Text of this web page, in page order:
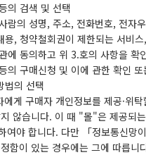
의 검색 및 선택
람의 성명, 주소, 전화번호, 전자
용, 청약철회권이 제한되는 서비
에 동의하고 위 3.호의 사항을 확
의 구매신청 및 이에 관한 확인
법의 선택
게 구매자 개인정보를 제공·위
않습니다. 이 때 "몰"은 제공되
여야 합니다. 다만 「정보통신망
함이 있는 경우에는 그에 따릅니